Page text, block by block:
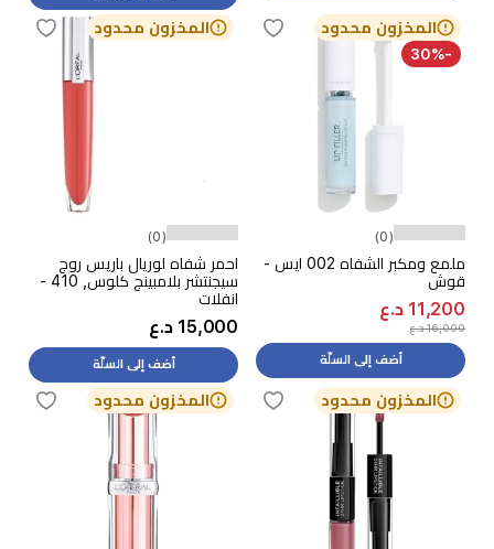
المخزون محدود
-30%
(0)
ملمع ومكبر الشفاه 002 ايس -
قوش
11,200 د.ع
16,000 د.ع
أضف إلى السلّة
المخزون محدود
(0)
احمر شفاه لوريال باريس روج
سيجنتشر بلامبينج كلوس, 410 -
انفلات
15,000 د.ع
أضف إلى السلّة
المخزون محدود المخزون محدود